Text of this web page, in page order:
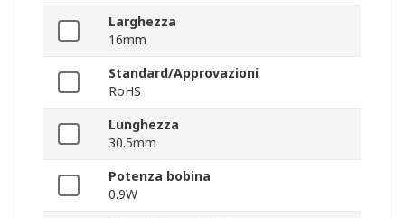
Larghezza
16mm
Standard/Approvazioni
RoHS
Lunghezza
30.5mm
Potenza bobina
0.9W